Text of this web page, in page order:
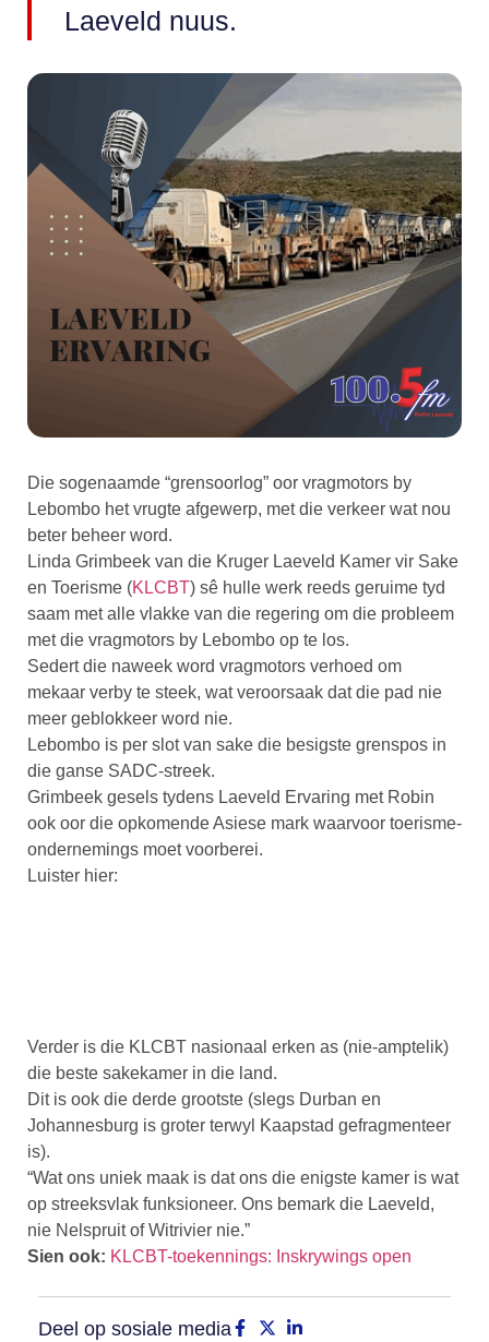
Laeveld nuus.
Die sogenaamde “grensoorlog” oor vragmotors by
Lebombo het vrugte afgewerp, met die verkeer wat nou
beter beheer word.
Linda Grimbeek van die Kruger Laeveld Kamer vir Sake
en Toerisme (KLCBT) sê hulle werk reeds geruime tyd
saam met alle vlakke van die regering om die probleem
met die vragmotors by Lebombo op te los.
Sedert die naweek word vragmotors verhoed om
mekaar verby te steek, wat veroorsaak dat die pad nie
meer geblokkeer word nie.
Lebombo is per slot van sake die besigste grenspos in
die ganse SADC-streek.
Grimbeek gesels tydens Laeveld Ervaring met Robin
ook oor die opkomende Asiese mark waarvoor toerisme-
ondernemings moet voorberei.
Luister hier:
Verder is die KLCBT nasionaal erken as (nie-amptelik)
die beste sakekamer in die land.
Dit is ook die derde grootste (slegs Durban en
Johannesburg is groter terwyl Kaapstad gefragmenteer
is).
“Wat ons uniek maak is dat ons die enigste kamer is wat
op streeksvlak funksioneer. Ons bemark die Laeveld,
nie Nelspruit of Witrivier nie.”
Sien ook: KLCBT-toekennings: Inskrywings open
Deel op sosiale media